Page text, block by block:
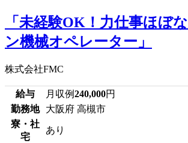
「未経験OK！力仕事ほぼ
ン機械オペレーター」
株式会社FMC
給与 月収例240,000円
勤務地
大阪府 高槻市
寮・社
宅
あり